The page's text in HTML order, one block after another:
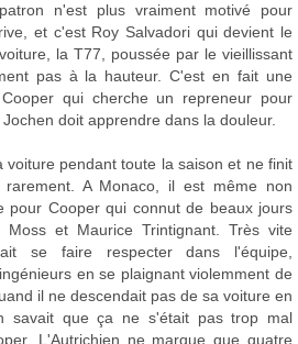
n'est plus vraiment motivé pour
et c'est Roy Salvadori qui devient le
la T77, poussée par le vieillissant
pas à la hauteur. C'est en fait une
qui cherche un repreneur pour
doit apprendre dans la douleur.
voiture pendant toute la saison et ne finit
rarement. A Monaco, il est même non
pour Cooper qui connut de beaux jours
et Maurice Trintignant. Très vite
se faire respecter dans l'équipe,
en se plaignant violemment de
il ne descendait pas de sa voiture en
savait que ça ne s'était pas trop mal
L'Autrichien ne marque que quatre